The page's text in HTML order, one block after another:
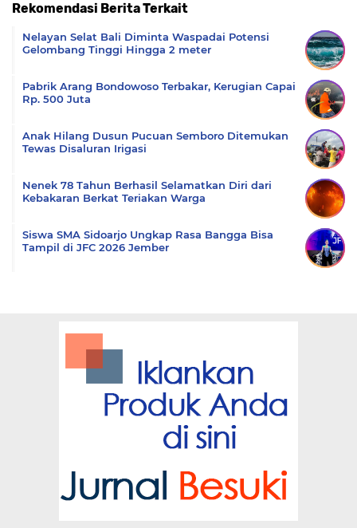
Rekomendasi Berita Terkait
Nelayan Selat Bali Diminta Waspadai Potensi
Gelombang Tinggi Hingga 2 meter
Pabrik Arang Bondowoso Terbakar, Kerugian Capai
Rp. 500 Juta
Anak Hilang Dusun Pucuan Semboro Ditemukan
Tewas Disaluran Irigasi
Nenek 78 Tahun Berhasil Selamatkan Diri dari
Kebakaran Berkat Teriakan Warga
Siswa SMA Sidoarjo Ungkap Rasa Bangga Bisa
Tampil di JFC 2026 Jember